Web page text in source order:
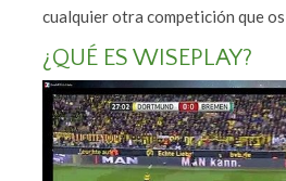
cualquier otra competición que
¿QUÉ ES WISEPLAY?